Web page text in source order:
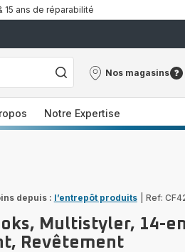
15 ans de réparabilité
Nos magasins
Nos
Notre Expertise
depuis : l’entrepôt produits Ref:
Multistyler, 14-
Revêtement